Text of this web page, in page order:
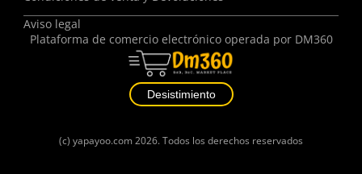
Aviso legal
Plataforma de comercio electrónico operada por DM360
Desistimiento
(c) yapayoo.com 2026. Todos los derechos reservados